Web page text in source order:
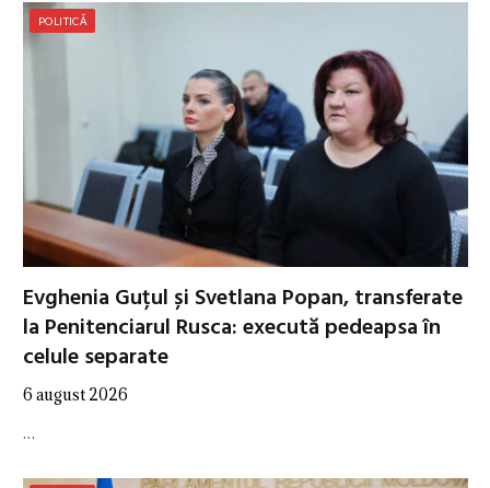
POLITICĂ
Evghenia Guțul și Svetlana Popan, transferate
la Penitenciarul Rusca: execută pedeapsa în
celule separate
6 august 2026
…